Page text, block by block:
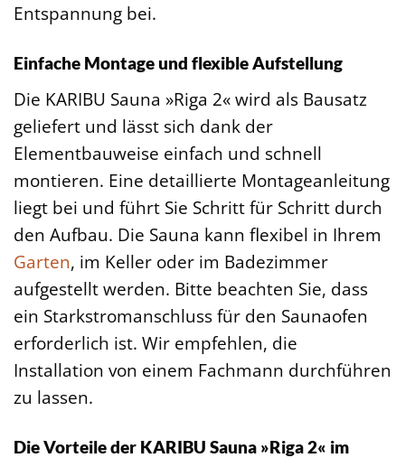
Entspannung bei.
Einfache Montage und flexible Aufstellung
Die KARIBU Sauna »Riga 2« wird als Bausatz
geliefert und lässt sich dank der
Elementbauweise einfach und schnell
montieren. Eine detaillierte Montageanleitung
liegt bei und führt Sie Schritt für Schritt durch
den Aufbau. Die Sauna kann flexibel in Ihrem
Garten, im Keller oder im Badezimmer
aufgestellt werden. Bitte beachten Sie, dass
ein Starkstromanschluss für den Saunaofen
erforderlich ist. Wir empfehlen, die
Installation von einem Fachmann durchführen
zu lassen.
Die Vorteile der KARIBU Sauna »Riga 2« im